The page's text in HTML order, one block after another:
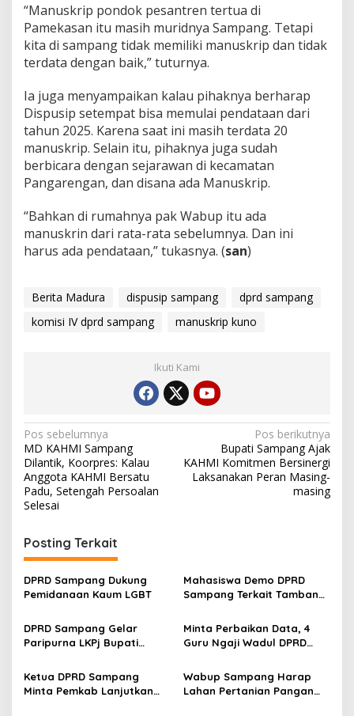
“Manuskrip pondok pesantren tertua di
Pamekasan itu masih muridnya Sampang. Tetapi
kita di sampang tidak memiliki manuskrip dan tidak
terdata dengan baik,” tuturnya.
Ia juga menyampaikan kalau pihaknya berharap
Dispusip setempat bisa memulai pendataan dari
tahun 2025. Karena saat ini masih terdata 20
manuskrip. Selain itu, pihaknya juga sudah
berbicara dengan sejarawan di kecamatan
Pangarengan, dan disana ada Manuskrip.
“Bahkan di rumahnya pak Wabup itu ada
manuskrin dari rata-rata sebelumnya. Dan ini
harus ada pendataan,” tukasnya. (san)
Berita Madura dispusip sampang
dprd sampang
komisi IV dprd sampang
manuskrip kuno
Ikuti Kami
Navigasi
pos
Pos sebelumnya
MD KAHMI Sampang
Dilantik, Koorpres: Kalau
Anggota KAHMI Bersatu
Padu, Setengah Persoalan
Selesai
Pos berikutnya
Bupati Sampang Ajak
KAHMI Komitmen Bersinergi
Laksanakan Peran Masing-
masing
Posting Terkait
DPRD Sampang Dukung
Pemidanaan Kaum LGBT
Mahasiswa Demo DPRD
Sampang Terkait Tambang
DPRD Sampang Gelar
Paripurna LKPj Bupati
Minta Perbaikan Data, 4
Guru Ngaji Wadul DPRD
Ketua DPRD Sampang
Minta Pemkab Lanjutkan
Wabup Sampang Harap
Lahan Pertanian Pangan